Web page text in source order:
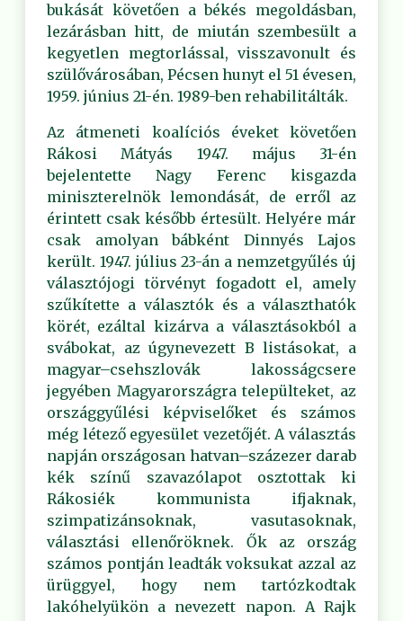
bukását követően a békés megoldásban,
lezárásban hitt, de miután szembesült a
kegyetlen megtorlással, visszavonult és
szülővárosában, Pécsen hunyt el 51 évesen,
1959. június 21-én. 1989-ben rehabilitálták.
Az átmeneti koalíciós éveket követően
Rákosi Mátyás 1947. május 31-én
bejelentette Nagy Ferenc kisgazda
miniszterelnök lemondását, de erről az
érintett csak később értesült. Helyére már
csak amolyan bábként Dinnyés Lajos
került. 1947. július 23-án a nemzetgyűlés új
választójogi törvényt fogadott el, amely
szűkítette a választók és a választhatók
körét, ezáltal kizárva a választásokból a
svábokat, az úgynevezett B listásokat, a
magyar–csehszlovák lakosságcsere
jegyében Magyarországra települteket, az
országgyűlési képviselőket és számos
még létező egyesület vezetőjét. A választás
napján országosan hatvan–százezer darab
kék színű szavazólapot osztottak ki
Rákosiék kommunista ifjaknak,
szimpatizánsoknak, vasutasoknak,
választási ellenőröknek. Ők az ország
számos pontján leadták voksukat azzal az
ürüggyel, hogy nem tartózkodtak
lakóhelyükön a nevezett napon. A Rajk